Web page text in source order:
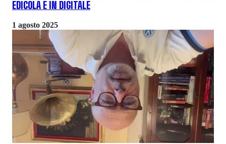
EDICOLA E IN DIGITALE
1 agosto 2025